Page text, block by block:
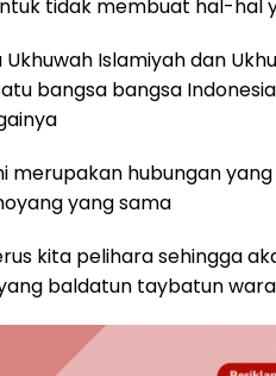
tidak membuat hal-hal
Islamiyah dan
bangsa bangsa
merupakan hubungan
yang sama
kita pelihara sehingga
baldatun taybatun